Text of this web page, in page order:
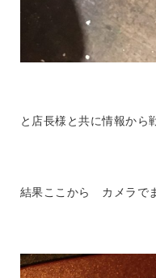
と店長様と共に情報から
結果ここから カメラで